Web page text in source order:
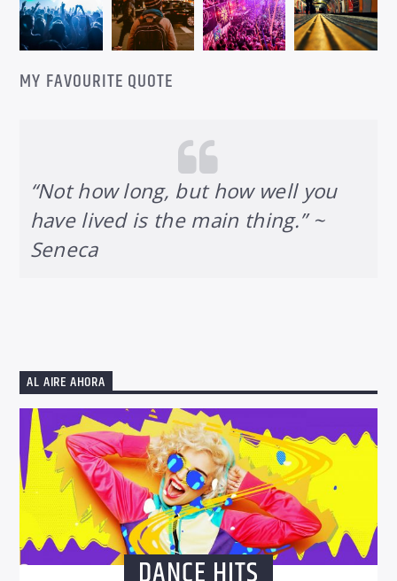
MY FAVOURITE QUOTE
“Not how long, but how well you
have lived is the main thing.” ~
Seneca
AL AIRE AHORA